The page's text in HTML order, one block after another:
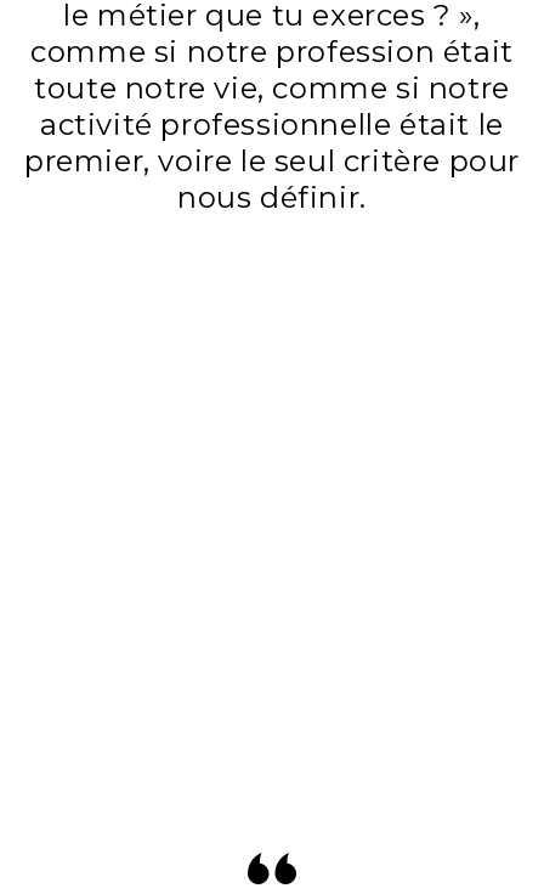
le métier que tu exerces ? »,
comme si notre profession était
toute notre vie, comme si notre
activité professionnelle était le
premier, voire le seul critère pour
nous définir.